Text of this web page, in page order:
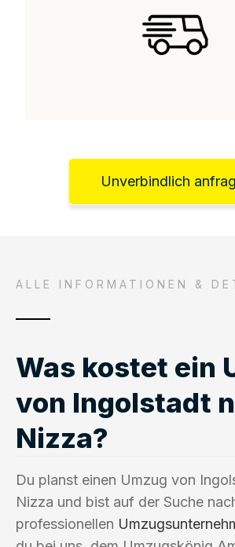
Unverbindlich
ALLE INFORMATIONEN &
Was kostet ein
von Ingolstadt
Nizza?
Du planst einen Umzug von
Nizza und bist auf der Suche
professionellen